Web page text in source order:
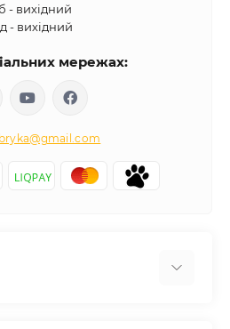
- вихідний
- вихідний
мережах: